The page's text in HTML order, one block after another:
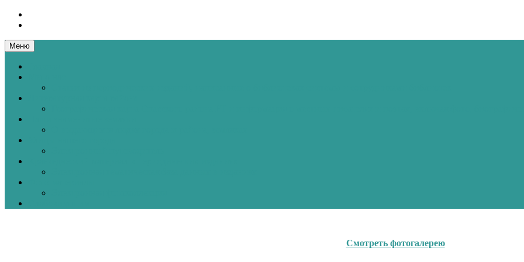
Перейти
Меню
Смотреть фотогалерею